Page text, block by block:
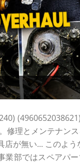
修理とメンテナン
店が無い... このよう
業部ではスペアパー